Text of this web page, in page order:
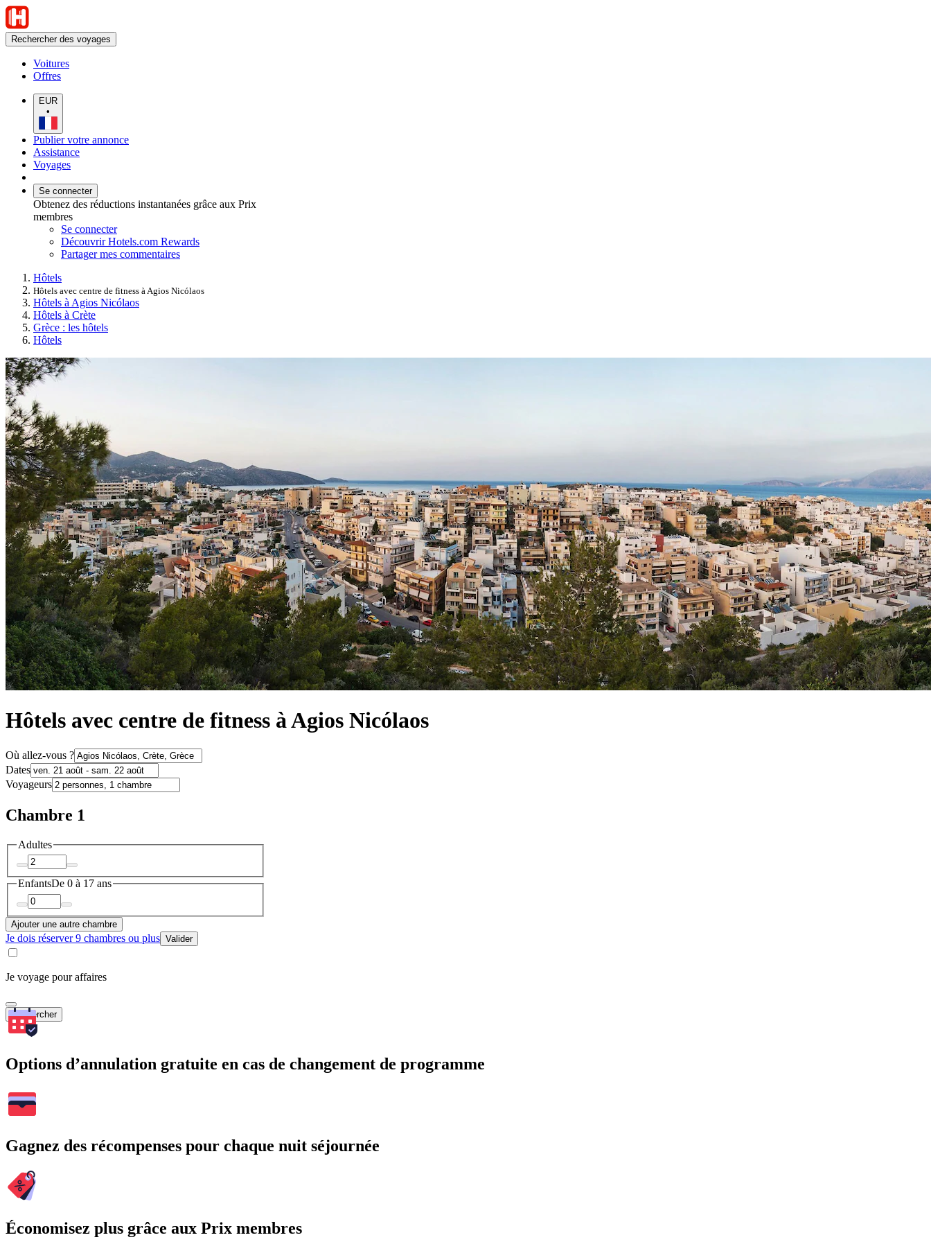
Rechercher des voyages
Voitures
Offres
EUR
•
Publier votre annonce
Assistance
Voyages
Se connecter
Obtenez des réductions instantanées grâce aux Prix
membres
Se connecter
Découvrir Hotels.com Rewards
Partager mes commentaires
Hôtels
Hôtels avec centre de fitness à Agios Nicólaos
Hôtels à Agios Nicólaos
Hôtels à Crète
Grèce : les hôtels
Hôtels
Hôtels avec centre de fitness à Agios Nicólaos
Où allez-vous ?
Dates
Voyageurs
Chambre 1
Adultes
EnfantsDe 0 à 17 ans
Ajouter une autre chambre
Je dois réserver 9 chambres ou plus Valider
Je voyage pour affaires
Rechercher
Options d’annulation gratuite en cas de changement de programme
Gagnez des récompenses pour chaque nuit séjournée
Économisez plus grâce aux Prix membres